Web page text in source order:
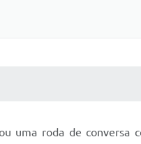
uma roda de conversa